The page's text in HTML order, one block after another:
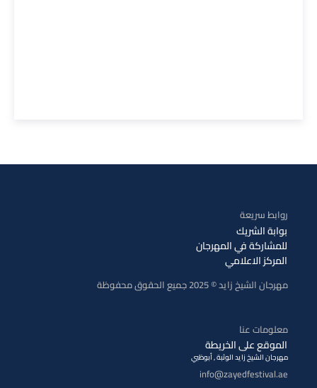
روابط سريعة
بوابة الشريك
للمشاركة في المهرجان
المركز الاعلامي
مهرجان الشيخ زايد © 2025 جميع الحقوق محفوظة
معلومات عنا
الموقع على الخريطة
مهرجان الشيخ زايد الوثبة , أبوظبي
info@zayedfestival.ae